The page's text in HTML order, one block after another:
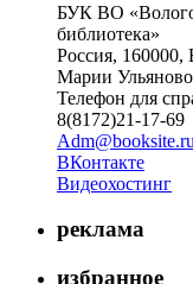
БУК ВО
библиотека»
Россия, 160000,
Марии
Телефон для
8(8172)21-17-69
Adm@booksite.ru
ВКонтакте
Видеохостинг
реклама
избранное